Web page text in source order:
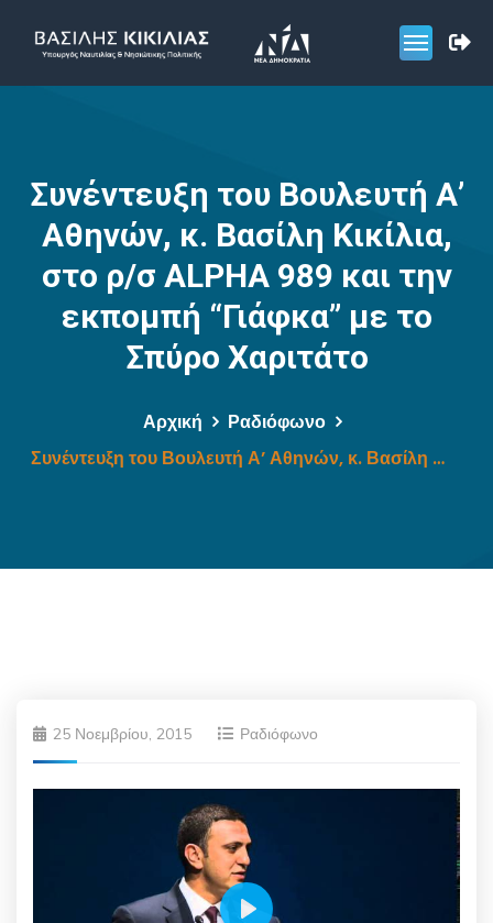
Συνέντευξη του Βουλευτή Α’
Αθηνών, κ. Βασίλη Κικίλια,
στο ρ/σ ALPHA 989 και την
εκπομπή “Γιάφκα” με το
Σπύρο Χαριτάτο
Αρχική
Ραδιόφωνο
Συνέντευξη του Βουλευτή Α’ Αθηνών, κ. Βασίλη Κικίλια, στο ρ/σ ALPHA 989 και την εκπομπή “Γιάφκα” με το Σπύρο Χαριτάτο
25 Νοεμβρίου, 2015 Ραδιόφωνο